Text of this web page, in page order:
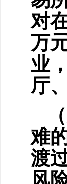
对
万
业
厅
难
渡